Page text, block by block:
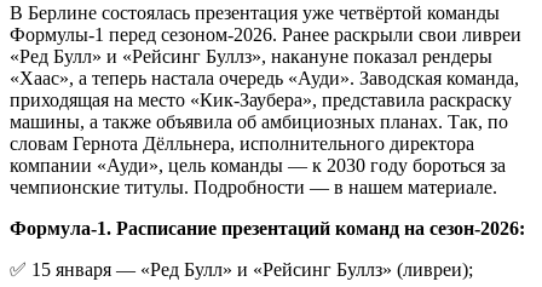
В Берлине состоялась презентация уже четвёртой команды
Формулы-1 перед сезоном-2026. Ранее раскрыли свои ливреи
«Ред Булл» и «Рейсинг Буллз», накануне показал рендеры
«Хаас», а теперь настала очередь «Ауди». Заводская команда,
приходящая на место «Кик-Заубера», представила раскраску
машины, а также объявила об амбициозных планах. Так, по
словам Гернота Дёлльнера, исполнительного директора
компании «Ауди», цель команды — к 2030 году бороться за
чемпионские титулы. Подробности — в нашем материале.
Формула-1. Расписание презентаций команд на сезон-2026:
✅ 15 января — «Ред Булл» и «Рейсинг Буллз» (ливреи);